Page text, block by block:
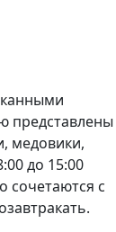
представлены
медовики,
до 15:00
сочетаются с